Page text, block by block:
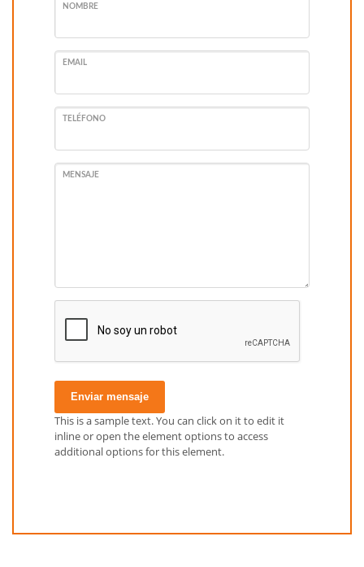
NOMBRE
EMAIL
TELÉFONO
MENSAJE
Enviar mensaje
This is a sample text. You can click on it to edit it
inline or open the element options to access
additional options for this element.